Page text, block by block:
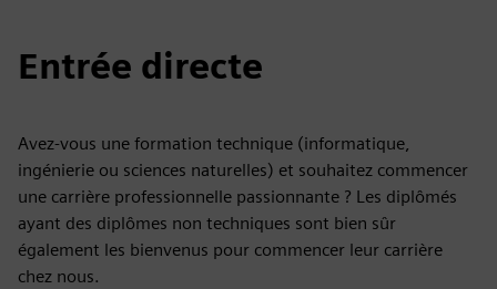
Entrée directe
Avez-vous une formation technique (informatique,
ingénierie ou sciences naturelles) et souhaitez commencer
une carrière professionnelle passionnante ? Les diplômés
ayant des diplômes non techniques sont bien sûr
également les bienvenus pour commencer leur carrière
chez nous.